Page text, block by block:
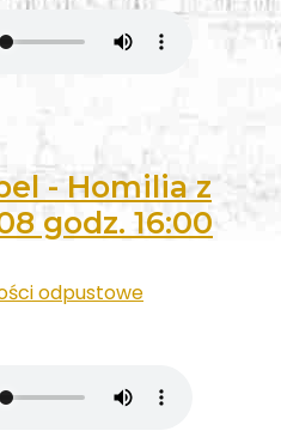
- Homilia z
godz. 16:00
odpustowe